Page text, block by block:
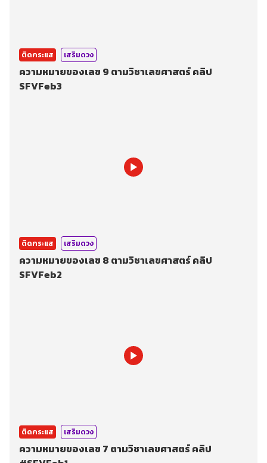
ติดกระแส เสริมดวง
ความหมายของเลข 9 ตามวิชาเลขศาสตร์ คลิป
SFVFeb3
ติดกระแส เสริมดวง
ความหมายของเลข 8 ตามวิชาเลขศาสตร์ คลิป
SFVFeb2
ติดกระแส เสริมดวง
ความหมายของเลข 7 ตามวิชาเลขศาสตร์ คลิป